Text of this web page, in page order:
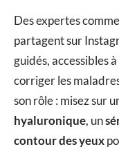
Des expertes comme
partagent sur
guidés, accessibles
corriger les
son rôle : misez sur
hyaluronique, un
contour des yeux